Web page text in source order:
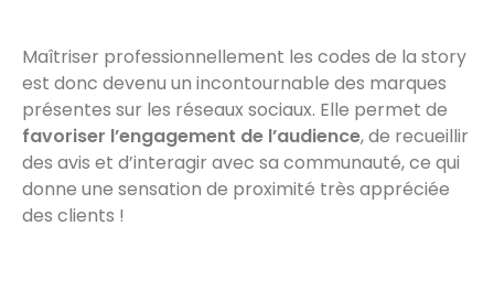
Maîtriser professionnellement les codes de la story
est donc devenu un incontournable des marques
présentes sur les réseaux sociaux. Elle permet de
favoriser l’engagement de l’audience, de recueillir
des avis et d’interagir avec sa communauté, ce qui
donne une sensation de proximité très appréciée
des clients !